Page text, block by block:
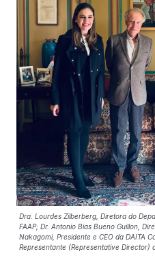
Dra. Lourdes Zilberberg, Diretora do
FAAP; Dr. Antonio Bias Bueno Guillon,
Nakagomi, Presidente e CEO da DAITA
Representante (Representative Director)